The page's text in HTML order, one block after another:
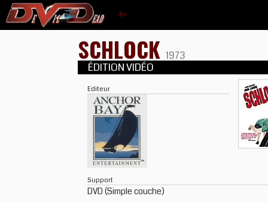
SCHLOCK 1973
ÉDITION VIDÉO
Editeur
Support
DVD (Simple couche)